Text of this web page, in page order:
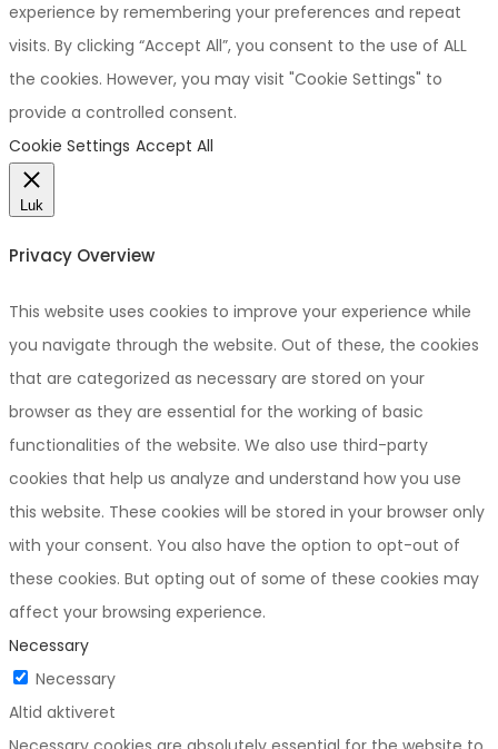
experience by remembering your preferences and repeat
visits. By clicking “Accept All”, you consent to the use of ALL
the cookies. However, you may visit "Cookie Settings" to
provide a controlled consent.
Cookie Settings Accept All
Luk
Privacy Overview
This website uses cookies to improve your experience while
you navigate through the website. Out of these, the cookies
that are categorized as necessary are stored on your
browser as they are essential for the working of basic
functionalities of the website. We also use third-party
cookies that help us analyze and understand how you use
this website. These cookies will be stored in your browser only
with your consent. You also have the option to opt-out of
these cookies. But opting out of some of these cookies may
affect your browsing experience.
Necessary
Necessary
Altid aktiveret